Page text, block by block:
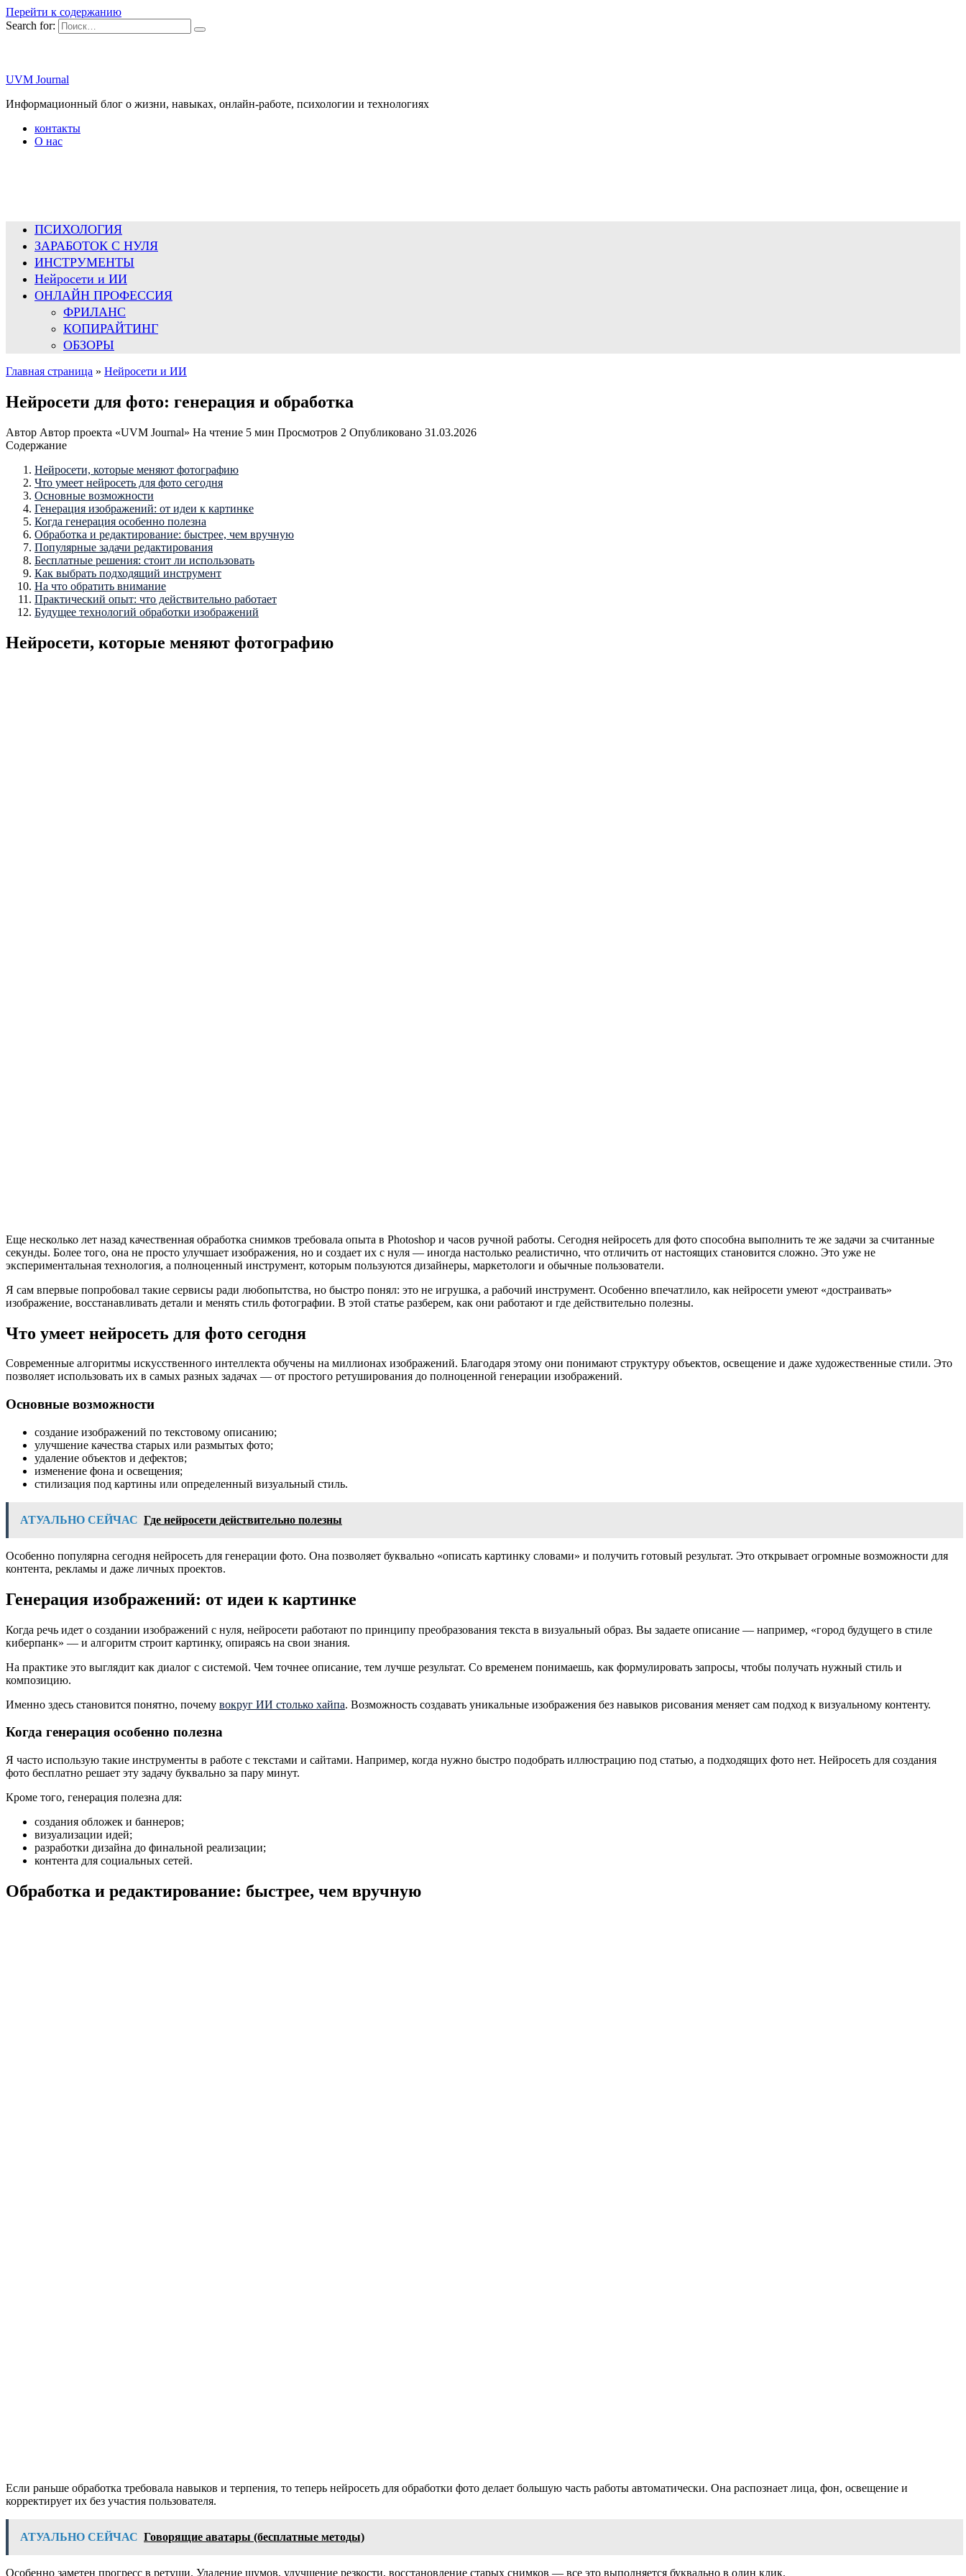
Перейти к содержанию
Search for:
UVM Journal
Информационный блог о жизни, навыках, онлайн-работе, психологии и технологиях
контакты
О нас
ПСИХОЛОГИЯ
ЗАРАБОТОК С НУЛЯ
ИНСТРУМЕНТЫ
Нейросети и ИИ
ОНЛАЙН ПРОФЕССИЯ
ФРИЛАНС
КОПИРАЙТИНГ
ОБЗОРЫ
Главная страница » Нейросети и ИИ
Нейросети для фото: генерация и обработка
Автор Автор проекта «UVM Journal» На чтение 5 мин Просмотров 2 Опубликовано 31.03.2026
Содержание
Нейросети, которые меняют фотографию
Что умеет нейросеть для фото сегодня
Основные возможности
Генерация изображений: от идеи к картинке
Когда генерация особенно полезна
Обработка и редактирование: быстрее, чем вручную
Популярные задачи редактирования
Бесплатные решения: стоит ли использовать
Как выбрать подходящий инструмент
На что обратить внимание
Практический опыт: что действительно работает
Будущее технологий обработки изображений
Нейросети, которые меняют фотографию
Еще несколько лет назад качественная обработка снимков требовала опыта в Photoshop и часов ручной работы. Сегодня нейросеть для фото способна выполнить те же задачи за считанные
секунды. Более того, она не просто улучшает изображения, но и создает их с нуля — иногда настолько реалистично, что отличить от настоящих становится сложно. Это уже не
экспериментальная технология, а полноценный инструмент, которым пользуются дизайнеры, маркетологи и обычные пользователи.
Я сам впервые попробовал такие сервисы ради любопытства, но быстро понял: это не игрушка, а рабочий инструмент. Особенно впечатлило, как нейросети умеют «достраивать»
изображение, восстанавливать детали и менять стиль фотографии. В этой статье разберем, как они работают и где действительно полезны.
Что умеет нейросеть для фото сегодня
Современные алгоритмы искусственного интеллекта обучены на миллионах изображений. Благодаря этому они понимают структуру объектов, освещение и даже художественные стили. Это
позволяет использовать их в самых разных задачах — от простого ретуширования до полноценной генерации изображений.
Основные возможности
создание изображений по текстовому описанию;
улучшение качества старых или размытых фото;
удаление объектов и дефектов;
изменение фона и освещения;
стилизация под картины или определенный визуальный стиль.
АТУАЛЬНО СЕЙЧАС Где нейросети действительно полезны
Особенно популярна сегодня нейросеть для генерации фото. Она позволяет буквально «описать картинку словами» и получить готовый результат. Это открывает огромные возможности для
контента, рекламы и даже личных проектов.
Генерация изображений: от идеи к картинке
Когда речь идет о создании изображений с нуля, нейросети работают по принципу преобразования текста в визуальный образ. Вы задаете описание — например, «город будущего в стиле
киберпанк» — и алгоритм строит картинку, опираясь на свои знания.
На практике это выглядит как диалог с системой. Чем точнее описание, тем лучше результат. Со временем понимаешь, как формулировать запросы, чтобы получать нужный стиль и
композицию.
Именно здесь становится понятно, почему вокруг ИИ столько хайпа. Возможность создавать уникальные изображения без навыков рисования меняет сам подход к визуальному контенту.
Когда генерация особенно полезна
Я часто использую такие инструменты в работе с текстами и сайтами. Например, когда нужно быстро подобрать иллюстрацию под статью, а подходящих фото нет. Нейросеть для создания
фото бесплатно решает эту задачу буквально за пару минут.
Кроме того, генерация полезна для:
создания обложек и баннеров;
визуализации идей;
разработки дизайна до финальной реализации;
контента для социальных сетей.
Обработка и редактирование: быстрее, чем вручную
Если раньше обработка требовала навыков и терпения, то теперь нейросеть для обработки фото делает большую часть работы автоматически. Она распознает лица, фон, освещение и
корректирует их без участия пользователя.
АТУАЛЬНО СЕЙЧАС Говорящие аватары (бесплатные методы)
Особенно заметен прогресс в ретуши. Удаление шумов, улучшение резкости, восстановление старых снимков — все это выполняется буквально в один клик.